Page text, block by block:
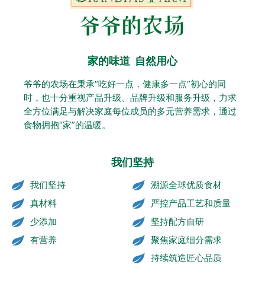
家的味道 自然用心
爷爷的农场在秉承“吃好一点，健康多一点”初心的同
时，也十分重视产品升级、品牌升级和服务升级，力求
全方位满足与解决家庭每位成员的多元营养需求，通过
食物拥抱“家”的温暖。
我们坚持
我们坚持
溯源全球优质食材
真材料
严控产品工艺和质量
少添加
坚持配方自研
有营养
聚焦家庭细分需求
持续筑造匠心品质